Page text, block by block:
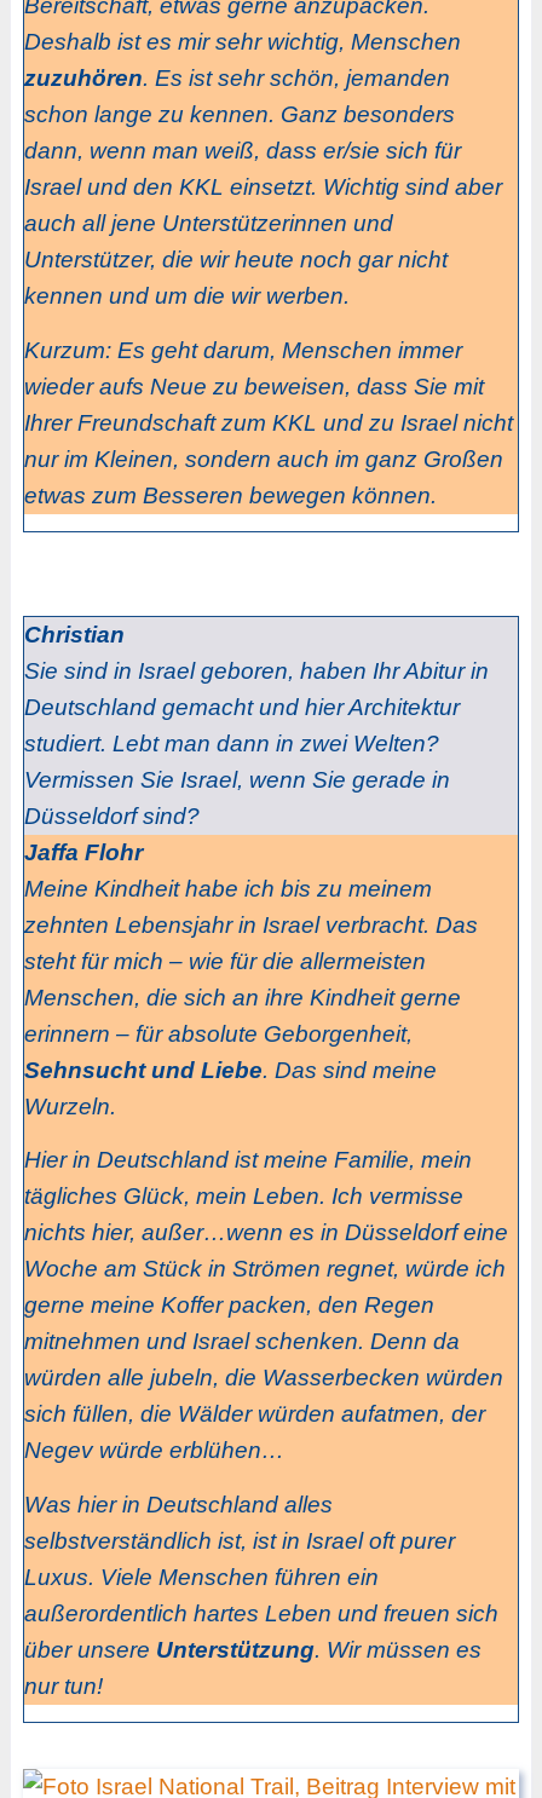
Bereitschaft, etwas gerne anzupacken.
Deshalb ist es mir sehr wichtig, Menschen
zuzuhören. Es ist sehr schön, jemanden
schon lange zu kennen. Ganz besonders
dann, wenn man weiß, dass er/sie sich für
Israel und den KKL einsetzt. Wichtig sind aber
auch all jene Unterstützerinnen und
Unterstützer, die wir heute noch gar nicht
kennen und um die wir werben.
Kurzum: Es geht darum, Menschen immer
wieder aufs Neue zu beweisen, dass Sie mit
Ihrer Freundschaft zum KKL und zu Israel nicht
nur im Kleinen, sondern auch im ganz Großen
etwas zum Besseren bewegen können.
Christian
Sie sind in Israel geboren, haben Ihr Abitur in
Deutschland gemacht und hier Architektur
studiert. Lebt man dann in zwei Welten?
Vermissen Sie Israel, wenn Sie gerade in
Düsseldorf sind?
Jaffa Flohr
Meine Kindheit habe ich bis zu meinem
zehnten Lebensjahr in Israel verbracht. Das
steht für mich – wie für die allermeisten
Menschen, die sich an ihre Kindheit gerne
erinnern – für absolute Geborgenheit,
Sehnsucht und Liebe. Das sind meine
Wurzeln.
Hier in Deutschland ist meine Familie, mein
tägliches Glück, mein Leben. Ich vermisse
nichts hier, außer…wenn es in Düsseldorf eine
Woche am Stück in Strömen regnet, würde ich
gerne meine Koffer packen, den Regen
mitnehmen und Israel schenken. Denn da
würden alle jubeln, die Wasserbecken würden
sich füllen, die Wälder würden aufatmen, der
Negev würde erblühen…
Was hier in Deutschland alles
selbstverständlich ist, ist in Israel oft purer
Luxus. Viele Menschen führen ein
außerordentlich hartes Leben und freuen sich
über unsere Unterstützung. Wir müssen es
nur tun!